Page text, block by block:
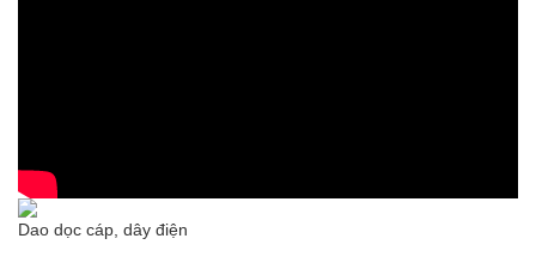
Dao dọc cáp, dây điện